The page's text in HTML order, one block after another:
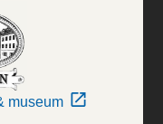
museum